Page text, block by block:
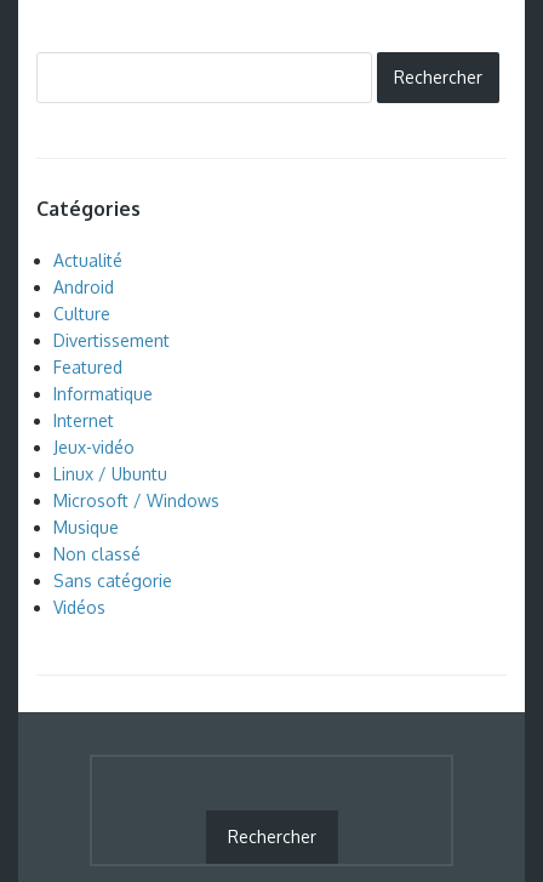
Catégories
Actualité
Android
Culture
Divertissement
Featured
Informatique
Internet
Jeux-vidéo
Linux / Ubuntu
Microsoft / Windows
Musique
Non classé
Sans catégorie
Vidéos